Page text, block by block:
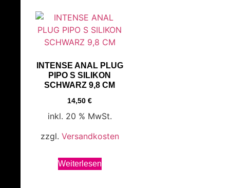
INTENSE ANAL PLUG
PIPO S SILIKON
SCHWARZ 9,8 CM
14,50€
inkl. 20 % MwSt.
zzgl. Versandkosten
Weiterlesen